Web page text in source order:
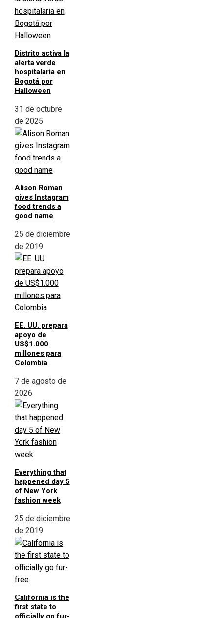
Distrito activa la
alerta verde
hospitalaria en
Bogotá por
Halloween
31 de octubre
de 2025
Alison Roman
gives Instagram
food trends a
good name
25 de diciembre
de 2019
EE. UU. prepara
apoyo de
US$1.000
millones para
Colombia
7 de agosto de
2026
Everything that
happened day 5
of New York
fashion week
25 de diciembre
de 2019
California is the
first state to
officially go fur-